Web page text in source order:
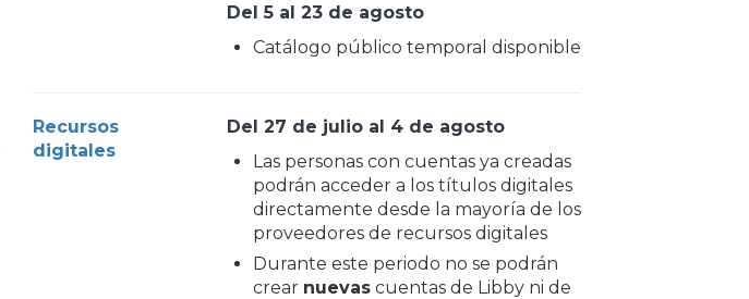
Del 5 al 23 de agosto
Catálogo público temporal disponible
Recursos
digitales
Del 27 de julio al 4 de agosto
Las personas con cuentas ya creadas
podrán acceder a los títulos digitales
directamente desde la mayoría de los
proveedores de recursos digitales
Durante este periodo no se podrán
crear nuevascuentas de Libby ni de